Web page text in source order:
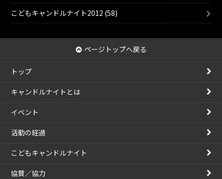
こどもキャンドルナイト2012 (58)
ページトップへ戻る
トップ
キャンドルナイトとは
イベント
活動の経過
こどもキャンドルナイト
協賛／協力